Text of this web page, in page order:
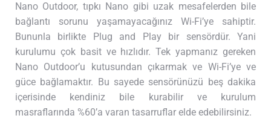
Nano Outdoor, tıpkı Nano gibi uzak mesafelerden bile
bağlantı sorunu yaşamayacağınız Wi-Fi’ye sahiptir.
Bununla birlikte Plug and Play bir sensördür. Yani
kurulumu çok basit ve hızlıdır. Tek yapmanız gereken
Nano Outdoor’u kutusundan çıkarmak ve Wi-Fi’ye ve
güce bağlamaktır. Bu sayede sensörünüzü beş dakika
içerisinde kendiniz bile kurabilir ve kurulum
masraflarında %60’a varan tasarruflar elde edebilirsiniz.